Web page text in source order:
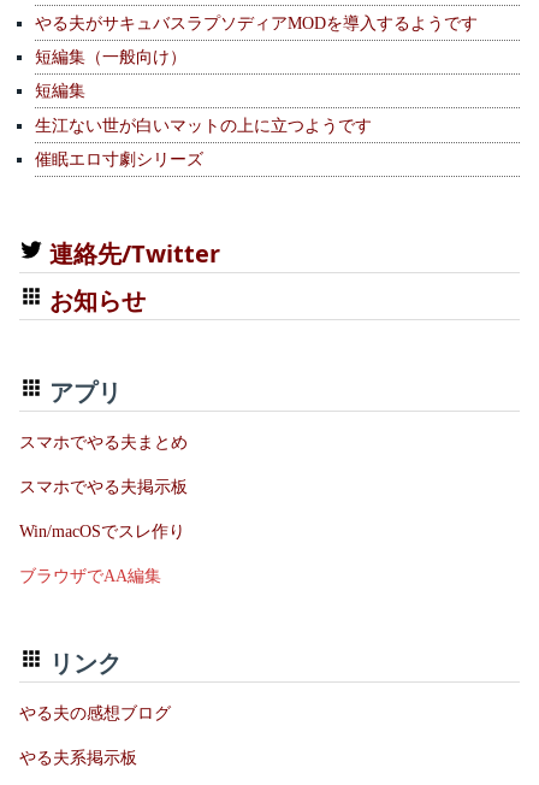
やる夫がサキュバスラプソディアMODを導入するようです
短編集（一般向け）
短編集
生江ない世が白いマットの上に立つようです
催眠エロ寸劇シリーズ
連絡先/Twitter
お知らせ
アプリ
スマホでやる夫まとめ
スマホでやる夫掲示板
Win/macOSでスレ作り
ブラウザでAA編集
リンク
やる夫の感想ブログ
やる夫系掲示板